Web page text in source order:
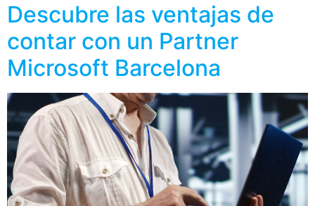
Descubre las ventajas de
contar con un Partner
Microsoft Barcelona